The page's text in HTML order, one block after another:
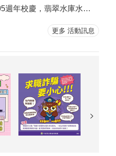
慶，翡翠水庫水資源生態環境教育
更多 活動訊息